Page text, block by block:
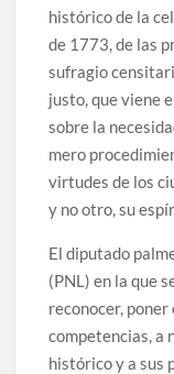
histórico de la
de 1773, de las
sufragio
justo, que viene
sobre la
mero
virtudes de los
y no otro, su
El diputado
(PNL) en la que
reconocer,
competencias, a
histórico y a sus